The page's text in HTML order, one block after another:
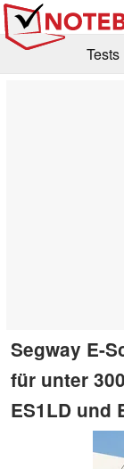
Tests
Segway E-
für unter
ES1LD und